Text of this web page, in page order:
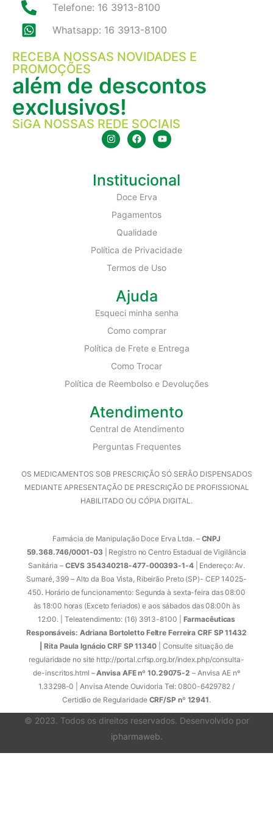
Telefone: 16 3913-8100
Whatsapp: 16 3913-8100
RECEBA NOSSAS NOVIDADES E
PROMOÇÕES
além de descontos
exclusivos!
SiGA NOSSAS REDE SOCIAIS
Institucional
Doce Erva
Pagamentos
Qualidade
Política de Privacidade
Termos de Uso
Ajuda
Esqueci minha senha
Como comprar
Política de Frete e Entrega
Como Trocar
Política de Reembolso e Devoluções
Atendimento
Central de Atendimento
Perguntas Frequentes
OS MEDICAMENTOS SOB PRESCRIÇÃO SÓ SERÃO DISPENSADOS
MEDIANTE APRESENTAÇÃO DE PRESCRIÇÃO DE PROFISSIONAL
HABILITADO OU CÓPIA DIGITAL.
Farmácia de Manipulação Doce Erva Ltda. – CNPJ
59.368.746/0001-03| Registro no Centro Estadual de Vigilância
Sanitária –CEVS 354340218-477-000393-1-4| Endereço: Av.
Sumaré, 399 – Alto da Boa Vista, Ribeirão Preto (SP)- CEP 14025-
450. Horário de funcionamento: Segunda à sexta-feira das 08:00
às 18:00 horas (Exceto feriados) e aos sábados das 08:00h às
12:00. | Teleatendimento: (16) 3913-8100 | Farmacêuticas
Responsáveis: Adriana Bortoletto Feltre Ferreira CRF SP 11432
| Rita Paula Ignácio CRF SP 11340 | Consulte situação de
regularidade no site http://portal.crfsp.org.br/index.php/consulta-
de-inscritos.html –Anvisa AFE nº 10.29075-2 – Anvisa AE nº
1.33298-0 | Anvisa Atende Ouvidoria Tel: 0800-6429782 /
Certidão de Regularidade CRF/SP nº 12941.
© 2023. Todos os direitos reservados. Desenvolvido por
ipharmaweb.